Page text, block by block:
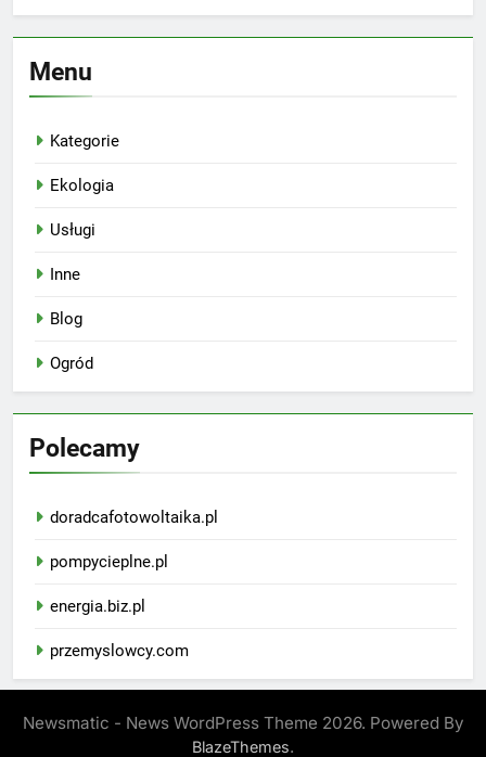
Menu
Kategorie
Ekologia
Usługi
Inne
Blog
Ogród
Polecamy
doradcafotowoltaika.pl
pompycieplne.pl
energia.biz.pl
przemyslowcy.com
Newsmatic - News WordPress Theme 2026. Powered By
BlazeThemes.